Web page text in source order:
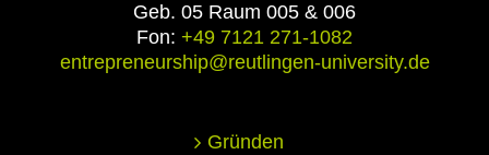
Geb. 05 Raum 005 & 006
Fon: +49 7121 271-1082
entrepreneurship@reutlingen-university.de
Gründen